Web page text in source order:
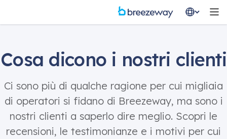
Cosa dicono i nostri clienti
Ci sono più di qualche ragione per cui migliaia
di operatori si fidano di Breezeway, ma sono i
nostri clienti a saperlo dire meglio. Scopri le
recensioni, le testimonianze e i motivi per cui